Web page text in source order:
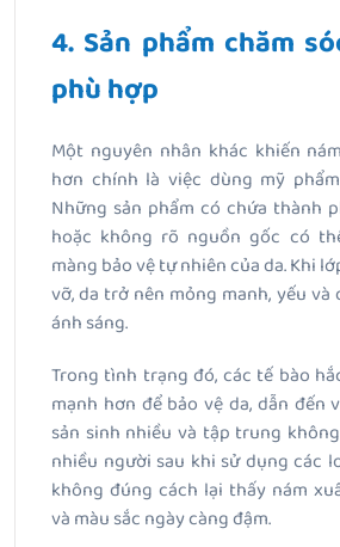
4. Sản phẩm chăm
phù hợp
Một nguyên nhân khác khiến
hơn chính là việc dùng mỹ
Những sản phẩm có chứa thành
hoặc không rõ nguồn gốc có
màng bảo vệ tự nhiên của da. Khi
vỡ, da trở nên mỏng manh, yếu
ánh sáng.
Trong tình trạng đó, các tế bào
mạnh hơn để bảo vệ da, dẫn đến
sản sinh nhiều và tập trung
nhiều người sau khi sử dụng các
không đúng cách lại thấy nám
và màu sắc ngày càng đậm.